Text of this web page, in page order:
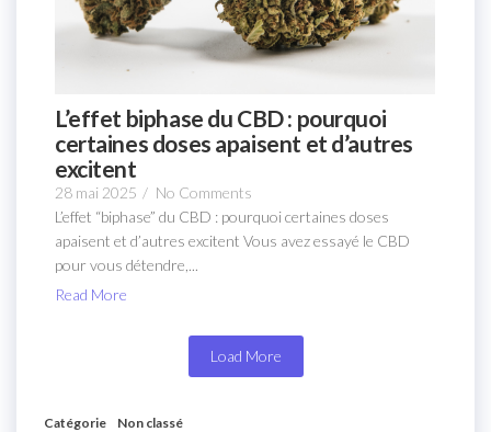
L’effet biphase du CBD : pourquoi
certaines doses apaisent et d’autres
excitent
28 mai 2025 / No Comments
L’effet “biphase” du CBD : pourquoi certaines doses
apaisent et d’autres excitent Vous avez essayé le CBD
pour vous détendre,...
Read More
Load More
Catégorie Non classé